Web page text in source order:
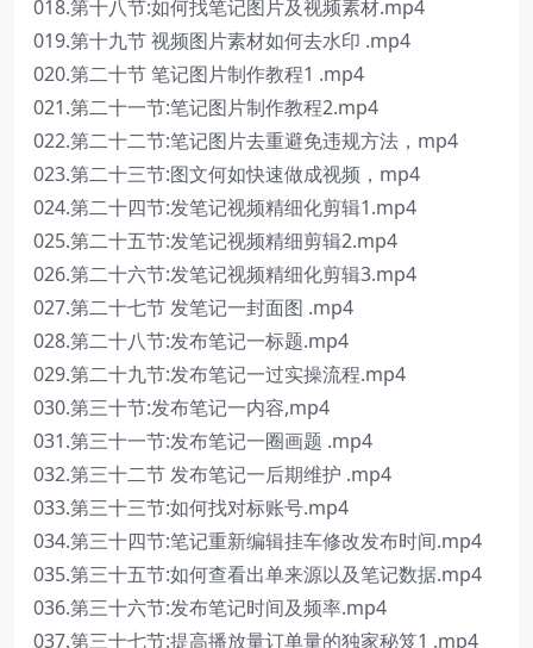
018.第十八节:如何找笔记图片及视频素材.mp4
019.第十九节 视频图片素材如何去水印 .mp4
020.第二十节 笔记图片制作教程1 .mp4
021.第二十一节:笔记图片制作教程2.mp4
022.第二十二节:笔记图片去重避免违规方法，mp4
023.第二十三节:图文何如快速做成视频，mp4
024.第二十四节:发笔记视频精细化剪辑1.mp4
025.第二十五节:发笔记视频精细剪辑2.mp4
026.第二十六节:发笔记视频精细化剪辑3.mp4
027.第二十七节 发笔记一封面图 .mp4
028.第二十八节:发布笔记一标题.mp4
029.第二十九节:发布笔记一过实操流程.mp4
030.第三十节:发布笔记一内容,mp4
031.第三十一节:发布笔记一圈画题 .mp4
032.第三十二节 发布笔记一后期维护 .mp4
033.第三十三节:如何找对标账号.mp4
034.第三十四节:笔记重新编辑挂车修改发布时间.mp4
035.第三十五节:如何查看出单来源以及笔记数据.mp4
036.第三十六节:发布笔记时间及频率.mp4
037.第三十七节:提高播放量订单量的独家秘笈1 .mp4